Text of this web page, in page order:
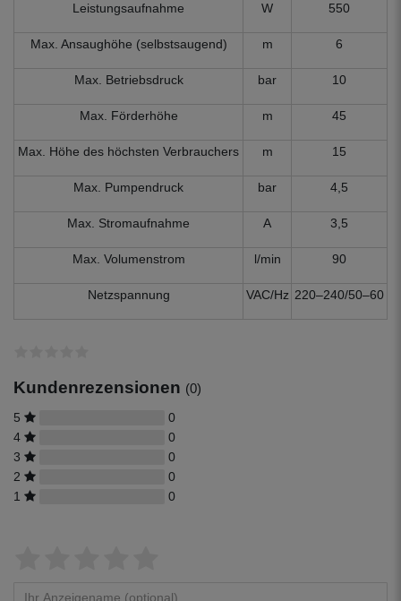
Leistungsaufnahme W 550
Max. Ansaughöhe (selbstsaugend) m 6
Max. Betriebsdruck bar 10
Max. Förderhöhe m 45
Max. Höhe des höchsten Verbrauchers m 15
Max. Pumpendruck bar 4,5
Max. Stromaufnahme A 3,5
Max. Volumenstrom l/min 90
Netzspannung VAC/Hz 220–240/50–60
Kundenrezensionen (0)
5
0
4
0
3
0
2
0
1
0